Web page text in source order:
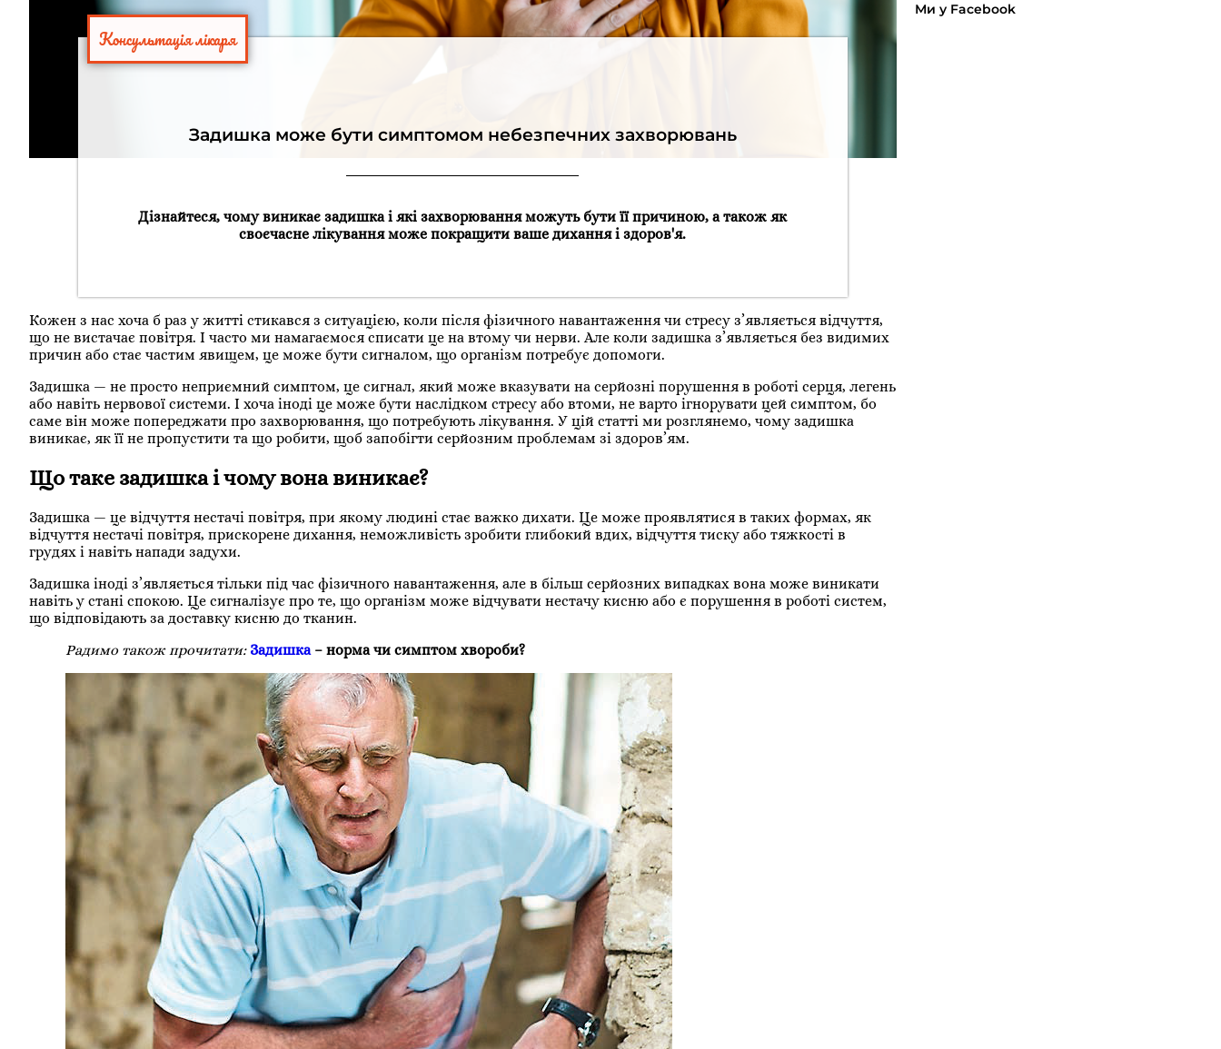
Консультація лікаря
Задишка може бути симптомом небезпечних захворювань
Дізнайтеся, чому виникає задишка і які захворювання можуть бути її причиною, а також як
своєчасне лікування може покращити ваше дихання і здоров'я.
Кожен з нас хоча б раз у житті стикався з ситуацією, коли після фізичного навантаження чи стресу з’являється відчуття,
що не вистачає повітря. І часто ми намагаємося списати це на втому чи нерви. Але коли задишка з’являється без видимих
причин або стає частим явищем, це може бути сигналом, що організм потребує допомоги.
Задишка — не просто неприємний симптом, це сигнал, який може вказувати на серйозні порушення в роботі серця, легень
або навіть нервової системи. І хоча іноді це може бути наслідком стресу або втоми, не варто ігнорувати цей симптом, бо
саме він може попереджати про захворювання, що потребують лікування. У цій статті ми розглянемо, чому задишка
виникає, як її не пропустити та що робити, щоб запобігти серйозним проблемам зі здоров’ям.
Що таке задишка і чому вона виникає?
Задишка — це відчуття нестачі повітря, при якому людині стає важко дихати. Це може проявлятися в таких формах, як
відчуття нестачі повітря, прискорене дихання, неможливість зробити глибокий вдих, відчуття тиску або тяжкості в
грудях і навіть напади задухи.
Задишка іноді з’являється тільки під час фізичного навантаження, але в більш серйозних випадках вона може виникати
навіть у стані спокою. Це сигналізує про те, що організм може відчувати нестачу кисню або є порушення в роботі систем,
що відповідають за доставку кисню до тканин.
Радимо також прочитати: Задишка– норма чи симптом хвороби?
Ми у Facebook